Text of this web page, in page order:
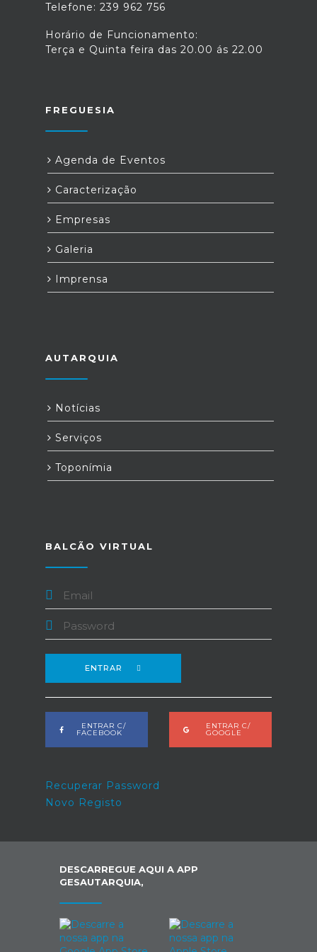
Telefone: 239 962 756
Horário de Funcionamento:
Terça e Quinta feira das 20.00 ás 22.00
FREGUESIA
Agenda de Eventos
Caracterização
Empresas
Galeria
Imprensa
AUTARQUIA
Notícias
Serviços
Toponímia
BALCÃO VIRTUAL
ENTRAR
ENTRAR C/
FACEBOOK
ENTRAR C/
GOOGLE
Recuperar Password
Novo Registo
DESCARREGUE AQUI A APP
GESAUTARQUIA,